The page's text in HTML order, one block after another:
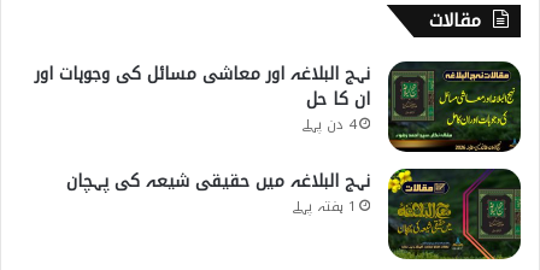
مقالات
نہج البلاغہ اور معاشی مسائل کی وجوہات اور
ان کا حل
4 دن پہلے
نہج البلاغہ میں حقیقی شیعہ کی پہچان
1 ہفتہ پہلے